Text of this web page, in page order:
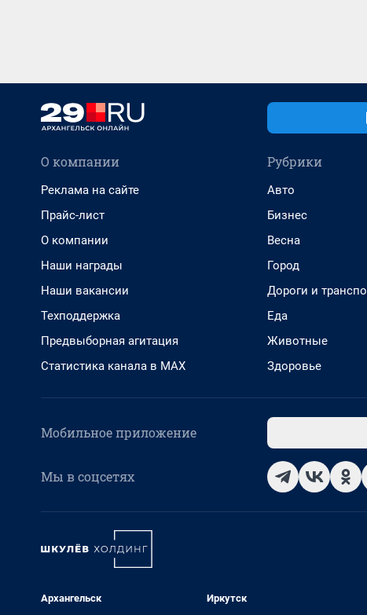
О компании
Реклама на сайте
Прайс-лист
О компании
Наши награды
Наши вакансии
Техподдержка
Предвыборная агитация
Статистика канала в MAX
Рубрики
Авто
Бизнес
Весна
Город
Дороги и
Еда
Животные
Здоровье
Мобильное приложение
Мы в соцсетях
Архангельск
Иркутск